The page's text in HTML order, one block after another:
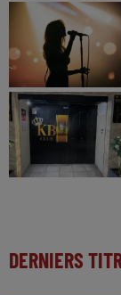
DERNIERS